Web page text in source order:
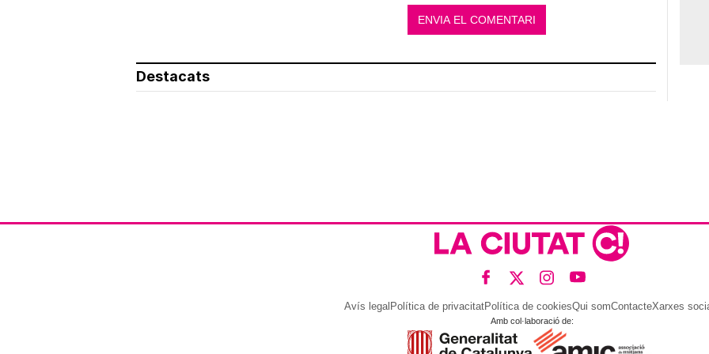
Destacats
Avís legal Política de privacitatPolítica de cookiesQui somContacteXarxes
Amb col·laboració de: